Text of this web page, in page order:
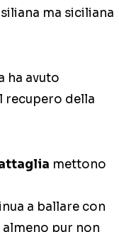
ma siciliana
ha avuto
recupero della
mettono
a ballare con
pur non